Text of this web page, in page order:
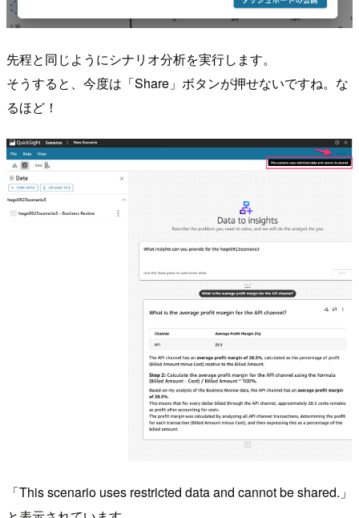
先程と同じようにシナリオ分析を実行します。
そうすると、今度は「Share」ボタンが押せないですね。な
るほど！
「This scenario uses restricted data and cannot be shared.」